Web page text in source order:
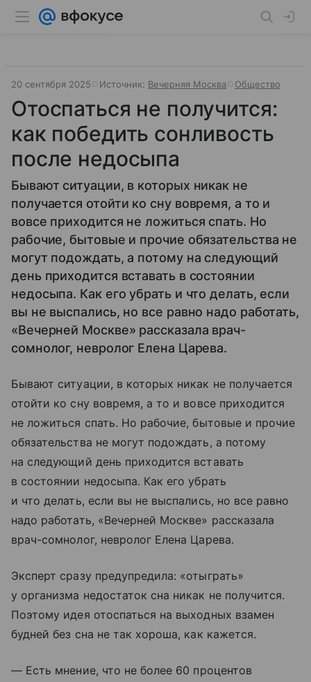
20 сентября 2025 Источник: Вечерняя Москва Общество
Отоспаться не получится:
как победить сонливость
после недосыпа
Бывают ситуации, в которых никак не
получается отойти ко сну вовремя, а то и
вовсе приходится не ложиться спать. Но
рабочие, бытовые и прочие обязательства не
могут подождать, а потому на следующий
день приходится вставать в состоянии
недосыпа. Как его убрать и что делать, если
вы не выспались, но все равно надо работать,
«Вечерней Москве» рассказала врач-
сомнолог, невролог Елена Царева.
Бывают ситуации, в которых никак не получается
отойти ко сну вовремя, а то и вовсе приходится
не ложиться спать. Но рабочие, бытовые и прочие
обязательства не могут подождать, а потому
на следующий день приходится вставать
в состоянии недосыпа. Как его убрать
и что делать, если вы не выспались, но все равно
надо работать, «Вечерней Москве» рассказала
врач-сомнолог, невролог Елена Царева.
Эксперт сразу предупредила: «отыграть»
у организма недостаток сна никак не получится.
Поэтому идея отоспаться на выходных взамен
будней без сна не так хороша, как кажется.
— Есть мнение, что не более 60 процентов